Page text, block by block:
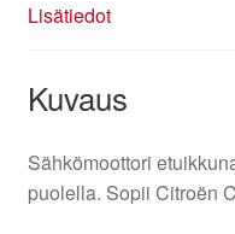
Lisätiedot
Kuvaus
Sähkömoottori
puolella. Sopii Citroën